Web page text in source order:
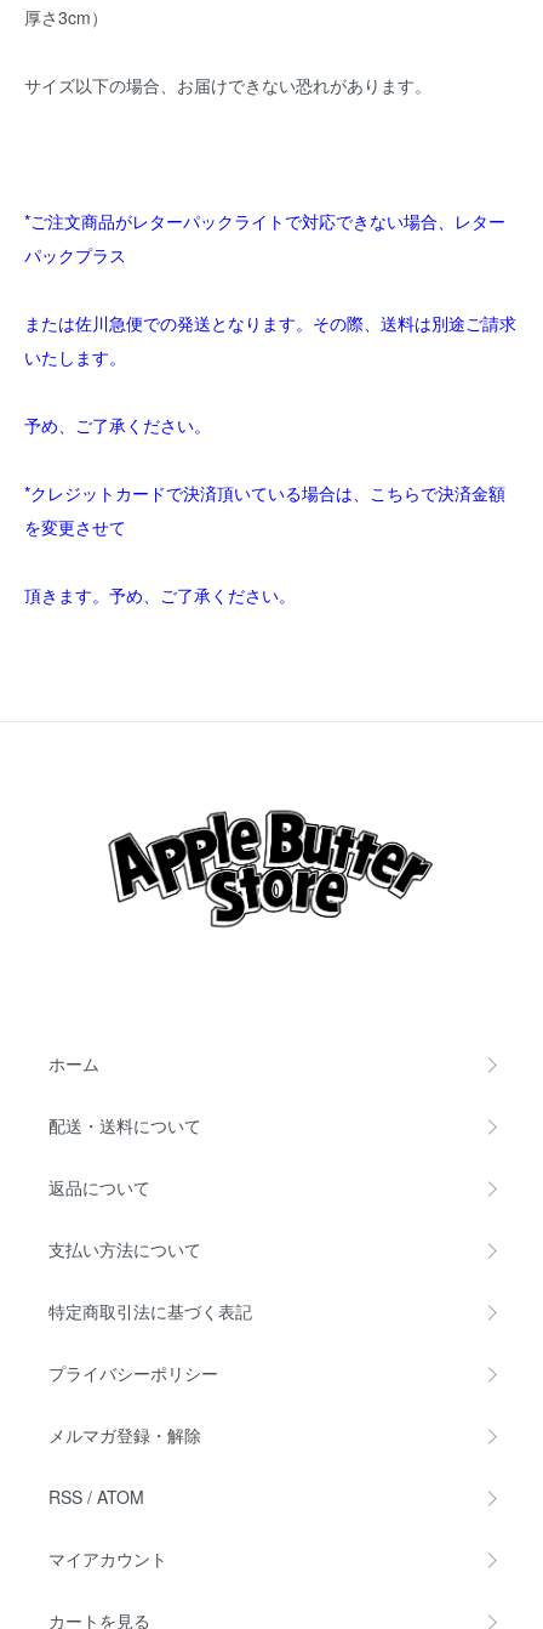
厚さ3cm）
サイズ以下の場合、お届けできない恐れがあります。
*ご注文商品がレターパックライトで対応できない場合、レター
パックプラス
または佐川急便での発送となります。その際、送料は別途ご請求
いたします。
予め、ご了承ください。
*クレジットカードで決済頂いている場合は、こちらで決済金額
を変更させて
頂きます。予め、ご了承ください。
ホーム
配送・送料について
返品について
支払い方法について
特定商取引法に基づく表記
プライバシーポリシー
メルマガ登録・解除
RSS / ATOM
マイアカウント
カートを見る